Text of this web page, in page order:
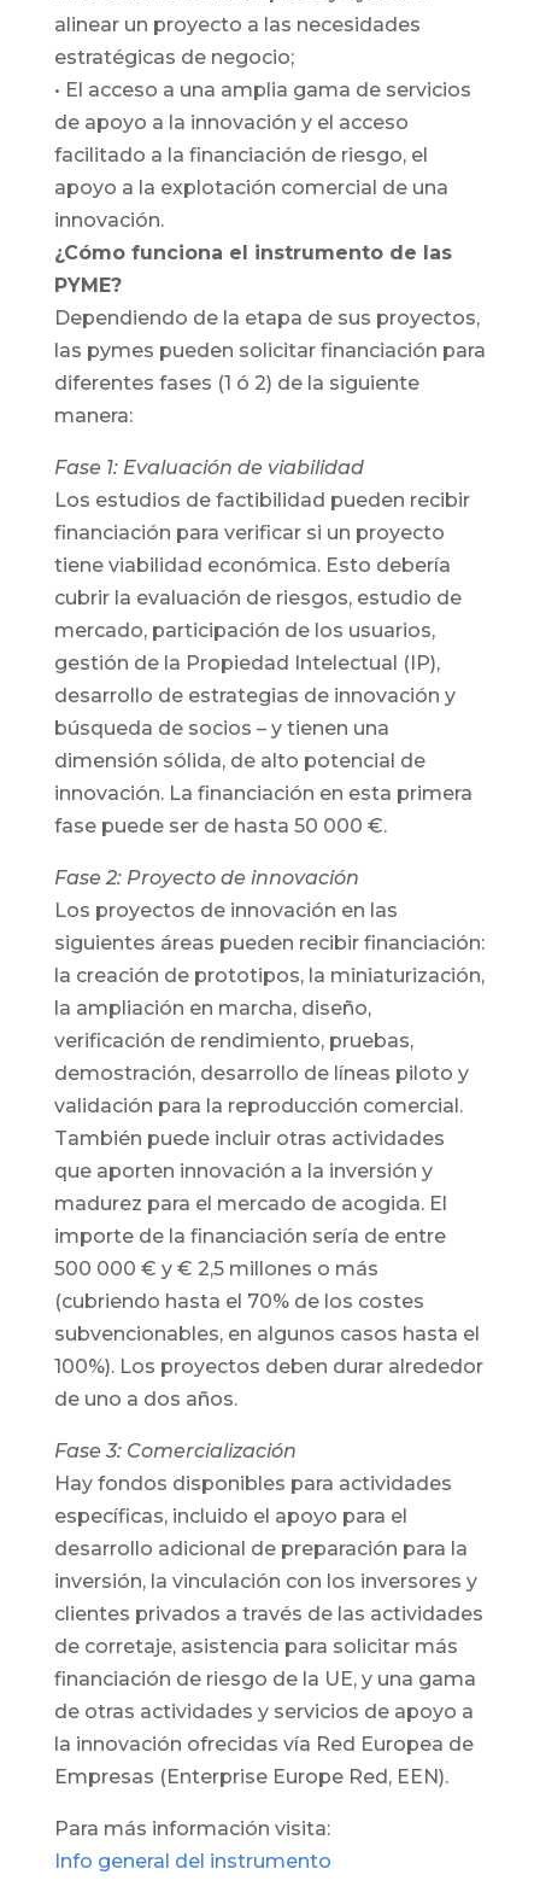
alinear un proyecto a las necesidades
estratégicas de negocio;
• El acceso a una amplia gama de servicios
de apoyo a la innovación y el acceso
facilitado a la financiación de riesgo, el
apoyo a la explotación comercial de una
innovación.
¿Cómo funciona el instrumento de las
PYME?
Dependiendo de la etapa de sus proyectos,
las pymes pueden solicitar financiación para
diferentes fases (1 ó 2) de la siguiente
manera:
Fase 1: Evaluación de viabilidad
Los estudios de factibilidad pueden recibir
financiación para verificar si un proyecto
tiene viabilidad económica. Esto debería
cubrir la evaluación de riesgos, estudio de
mercado, participación de los usuarios,
gestión de la Propiedad Intelectual (IP),
desarrollo de estrategias de innovación y
búsqueda de socios – y tienen una
dimensión sólida, de alto potencial de
innovación. La financiación en esta primera
fase puede ser de hasta 50 000 €.
Fase 2: Proyecto de innovación
Los proyectos de innovación en las
siguientes áreas pueden recibir financiación:
la creación de prototipos, la miniaturización,
la ampliación en marcha, diseño,
verificación de rendimiento, pruebas,
demostración, desarrollo de líneas piloto y
validación para la reproducción comercial.
También puede incluir otras actividades
que aporten innovación a la inversión y
madurez para el mercado de acogida. El
importe de la financiación sería de entre
500 000 € y € 2,5 millones o más
(cubriendo hasta el 70% de los costes
subvencionables, en algunos casos hasta el
100%). Los proyectos deben durar alrededor
de uno a dos años.
Fase 3: Comercialización
Hay fondos disponibles para actividades
específicas, incluido el apoyo para el
desarrollo adicional de preparación para la
inversión, la vinculación con los inversores y
clientes privados a través de las actividades
de corretaje, asistencia para solicitar más
financiación de riesgo de la UE, y una gama
de otras actividades y servicios de apoyo a
la innovación ofrecidas vía Red Europea de
Empresas (Enterprise Europe Red, EEN).
Para más información visita:
Info general del instrumento